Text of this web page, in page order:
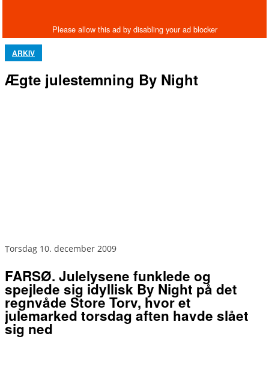
ARKIV
Ægte julestemning By Night
torsdag 10. december 2009
FARSØ. Julelysene funklede og
spejlede sig idyllisk By Night på det
regnvåde Store Torv, hvor et
julemarked torsdag aften havde slået
sig ned